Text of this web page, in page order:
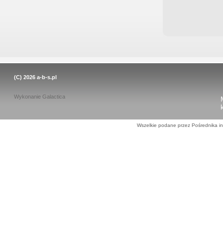
(C) 2026 a-b-s.pl
Wykonanie Galactica
Wszelkie podane przez Pośrednika